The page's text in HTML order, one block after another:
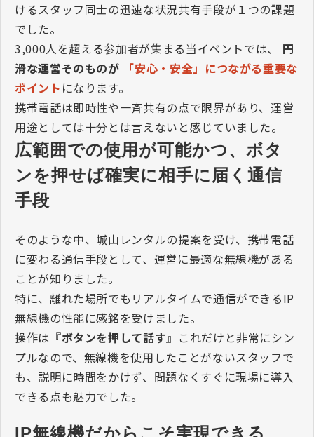
けるスタッフ同士の迅速な状況共有手段が１つの課題
でした。
3,000人を超える参加者が集まる当イベントでは、 円
滑な運営そのものが
「安心・安全」につながる重要な
ポイント になります。
携帯電話は即時性や一斉共有の点で限界があり、運営
用途としては十分とは言えないと感じていました。
広範囲での使用が可能かつ、ボタ
ンを押せば確実に相手に届く通信
手段
そのような中、城山レンタルの提案を受け、携帯電話
に変わる通信手段として、運営に最適な無線機がある
ことが知りました。
特に、離れた場所でもリアルタイムで通信ができるIP
無線機の性能に感銘を受けました。
操作は『ボタンを押して話す』これだけと非常にシン
プルなので、無線機を使用したことがないスタッフで
も、説明に時間をかけず、問題なくすぐに現場に導入
できる点も魅力でした。